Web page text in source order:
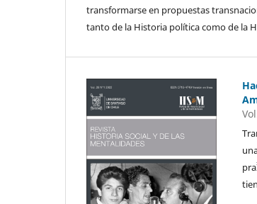
transformarse en propuestas
tanto de la Historia política como de la